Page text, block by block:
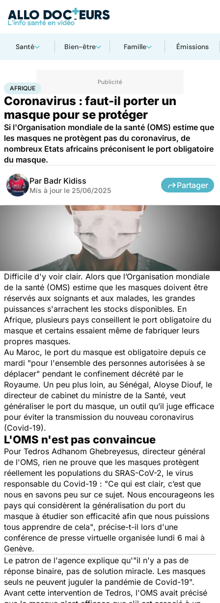
Santé Bien-être Famille Émissions
AccueilSanté Maladies infectieuses
AFRIQUE
Coronavirus : faut-il porter un
masque pour se protéger
Si l'Organisation mondiale de la santé (OMS) estime que
les masques ne protègent pas du coronavirus, de
nombreux Etats africains préconisent le port obligatoire
du masque.
Par Badr Kidiss
Mis à jour le 25/06/2025
Partager
Difficile d'y voir clair. Alors que l’Organisation mondiale
de la santé (OMS) estime que les masques doivent être
réservés aux soignants et aux malades, les grandes
puissances s'arrachent les stocks disponibles. En
Afrique, plusieurs pays conseillent le port obligatoire du
masque et certains essaient même de fabriquer leurs
propres masques.
Au Maroc, le port du masque est obligatoire depuis ce
mardi "pour l'ensemble des personnes autorisées à se
déplacer" pendant le confinement décrété par le
Royaume. Un peu plus loin, au Sénégal, Aloyse Diouf, le
directeur de cabinet du ministre de la Santé, veut
généraliser le port du masque, un outil qu’il juge efficace
pour éviter la transmission du nouveau coronavirus
(Covid-19).
L'OMS n'est pas convaincue
Pour Tedros Adhanom Ghebreyesus, directeur général
de l'OMS, rien ne prouve que les masques protègent
réellement les populations du SRAS-CoV-2, le virus
responsable du Covid-19 : "Ce qui est clair, c’est que
nous en savons peu sur ce sujet. Nous encourageons les
pays qui considèrent la généralisation du port du
masque à étudier son efficacité afin que nous puissions
tous apprendre de cela", précise-t-il lors d'une
conférence de presse virtuelle organisée lundi 6 mai à
Genève.
Le patron de l'agence explique qu'"il n'y a pas de
réponse binaire, pas de solution miracle. Les masques
seuls ne peuvent juguler la pandémie de Covid-19".
Avant cette intervention de Tedros, l'OMS avait précisé